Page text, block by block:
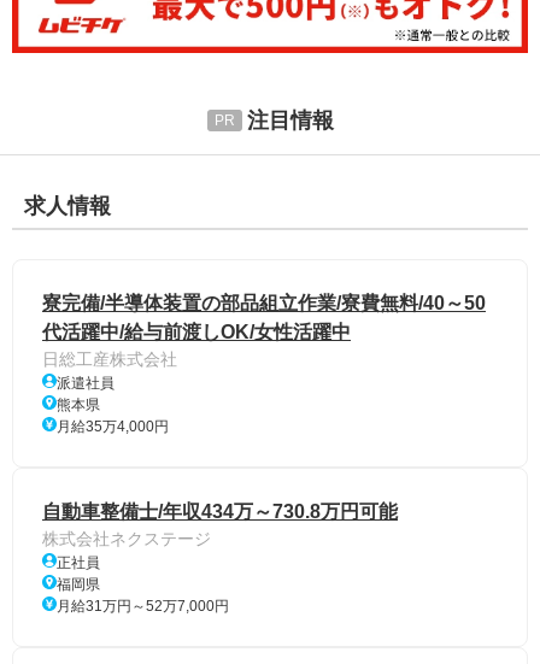
注目情報
求人情報
寮完備/半導体装置の部品組立作業/寮費無料/40～50
代活躍中/給与前渡しOK/女性活躍中
日総工産株式会社
派遣社員
熊本県
月給35万4,000円
自動車整備士/年収434万～730.8万円可能
株式会社ネクステージ
正社員
福岡県
月給31万円～52万7,000円